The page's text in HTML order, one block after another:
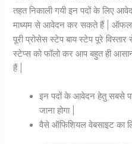
तहत निकाली गयी इन पदों के लिए
माध्यम से आवेदन कर सकते हैं |
पूरी प्रोसेस स्टेप बाय स्टेप पूरे
स्टेप्स को फॉलो कर आप बहुत ही
हैं |
इन पदों के आवेदन हेतु सबसे
जाना होगा |
वैसे ऑफिशियल वेबसाइट का